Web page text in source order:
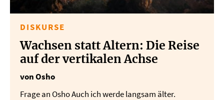
DISKURSE
Wachsen statt Altern: Die Reise
auf der vertikalen Achse
von Osho
Frage an Osho Auch ich werde langsam älter.